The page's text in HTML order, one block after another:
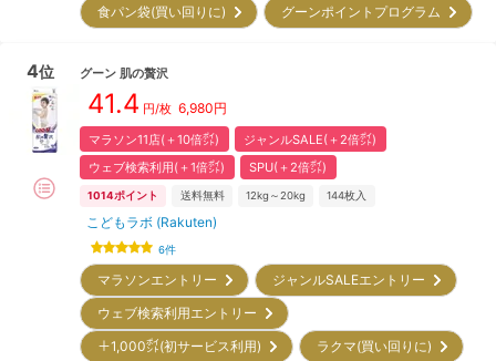
食パン袋(買い回りに)
グーンポイントプログラム
4位 グーン 肌の贅沢
41.4 円/枚 6,980円
マラソン11店(＋10倍㌽)
ジャンルSALE(＋2倍㌽)
ウェブ検索利用(＋1倍㌽)
SPU(＋2倍㌽)
1014ポイント 送料無料 12kg～20kg 144枚入
こどもラボ (Rakuten)
6件
マラソンエントリー
ジャンルSALEエントリー
ウェブ検索利用エントリー
＋1,000㌽(初サービス利用)
ラクマ(買い回りに)